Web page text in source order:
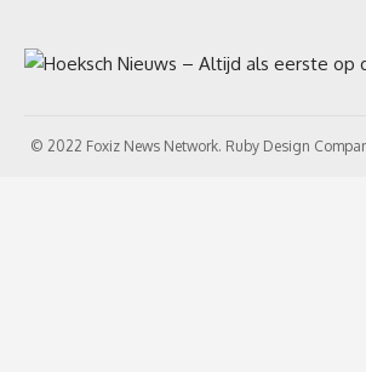
© 2022 Foxiz News Network. Ruby Design